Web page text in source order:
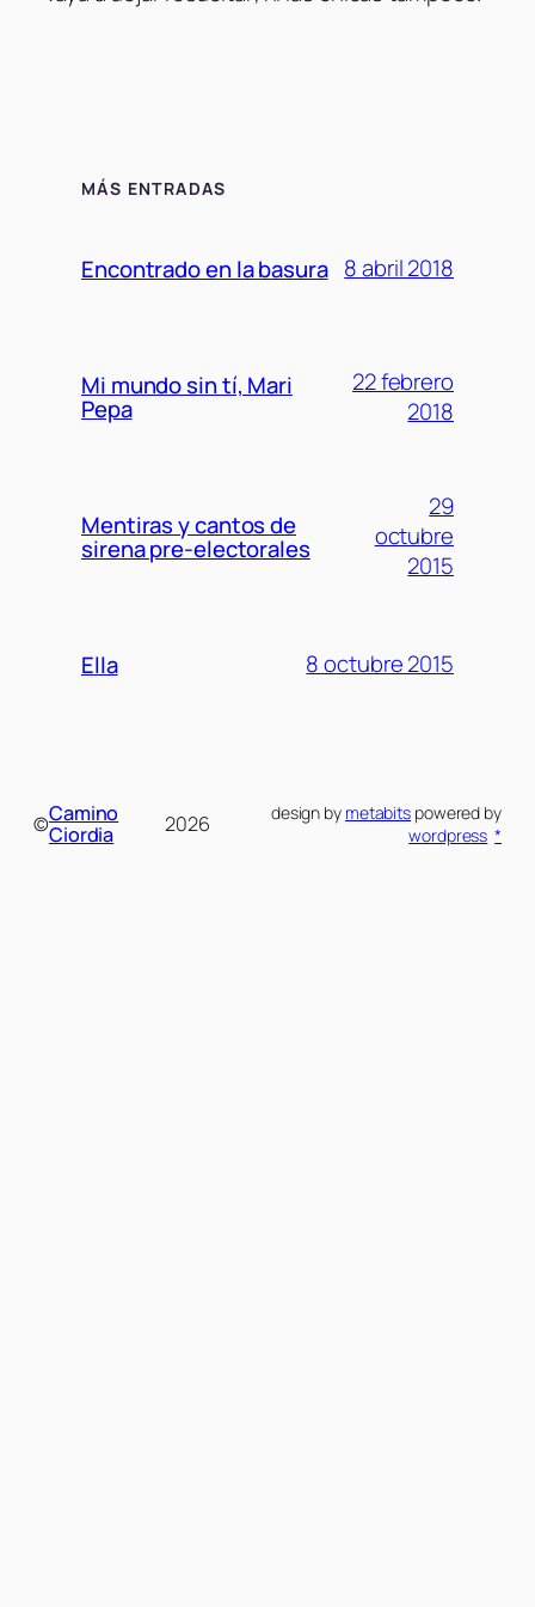
MÁS ENTRADAS
Encontrado en la basura 8 abril 2018
Mi mundo sin tí, Mari
Pepa
22 febrero
2018
Mentiras y cantos de
sirena pre-electorales
29
octubre
2015
Ella 8 octubre 2015
©Camino
Ciordia
2026 design by metabits powered by
wordpress *